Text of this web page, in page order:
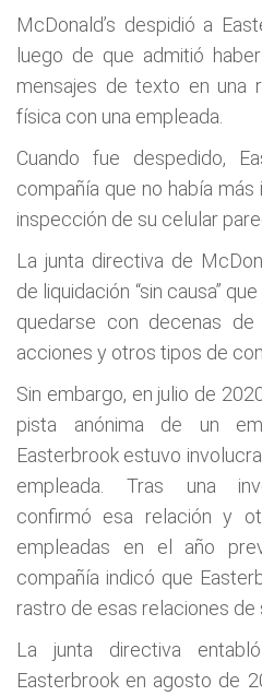
McDonald’s despidió a
luego de que admitió
mensajes de texto en una
física con una empleada.
Cuando fue despedido,
compañía que no había más
inspección de su celular
La junta directiva de
de liquidación “sin causa”
quedarse con decenas
acciones y otros tipos de
Sin embargo, en julio de
pista anónima de un
Easterbrook estuvo
empleada. Tras una
confirmó esa relación y
empleadas en el año
compañía indicó que
rastro de esas relaciones de
La junta directiva
Easterbrook en agosto de